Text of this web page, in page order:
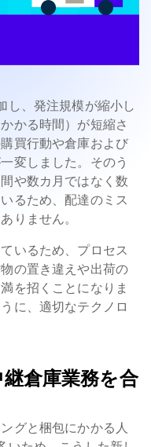
し、発注規模が縮小し
かる時間）が短縮さ
買行動や倉庫および
変しました。そのう
や数カ月ではなく数
るため、配達のミス
りません。
いるため、プロセス
の置き違えや出荷の
を招くことになりま
に、適切なテクノロ
倉庫業務を合
グと梱包にかかる人